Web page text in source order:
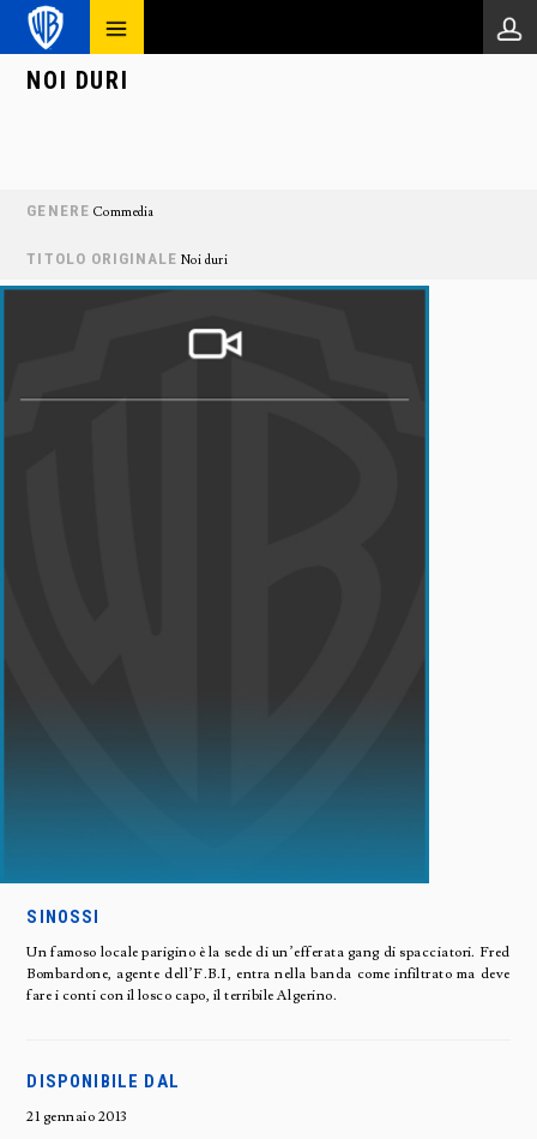
NOI DURI
GENERE Commedia
TITOLO ORIGINALE Noi duri
SINOSSI
Un famoso locale parigino è la sede di un’efferata gang di spacciatori. Fred
Bombardone, agente dell’F.B.I, entra nella banda come infiltrato ma deve
fare i conti con il losco capo, il terribile Algerino.
DISPONIBILE DAL
21 gennaio 2013